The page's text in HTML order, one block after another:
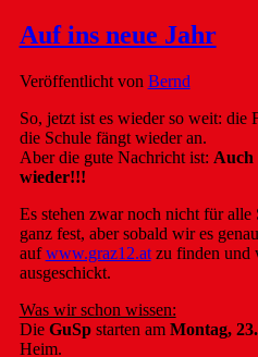
Auf ins neue Jahr
Veröffentlicht von Bernd
So, jetzt ist es wieder so weit: die
die Schule fängt wieder an.
Aber die gute Nachricht ist: Auch
wieder!!!
Es stehen zwar noch nicht für
ganz fest, aber sobald wir es
aufwww.graz12.atzu finden und
ausgeschickt.
Was wir schon wissen:
Die GuSpstarten am Montag,
Heim.